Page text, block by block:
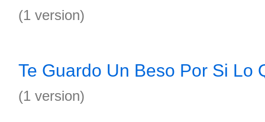
(1 version)
Te Guardo Un Beso Por Si Lo
(1 version)